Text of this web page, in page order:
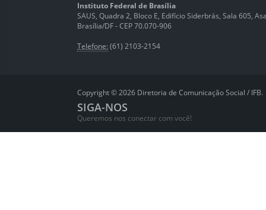
Instituto Federal de Brasília
SAUS, Quadra 2, Bloco E, Edifício Siderbrás, Sala 605,
Brasília/DF - CEP 70.070-906
Telefone: (61) 2103-2154
Copyright © 2026 Diretoria de Comunicação Social / IFB.
SIGA-NOS
Queremos nos conectar com você!